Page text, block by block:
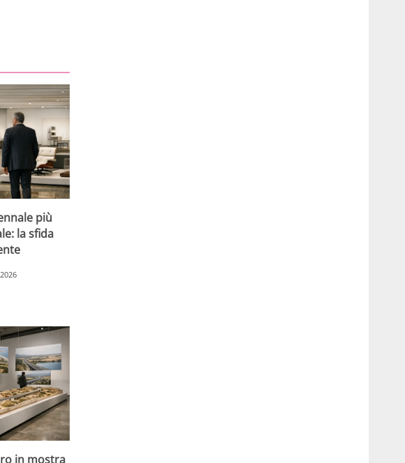
più
la sfida
in mostra